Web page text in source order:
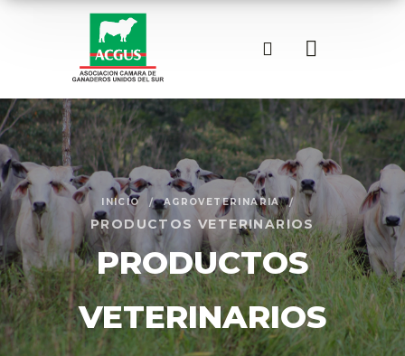
PRODUCTOS
VETERINARIOS
INICIO AGROVETERINARIA
PRODUCTOS VETERINARIOS